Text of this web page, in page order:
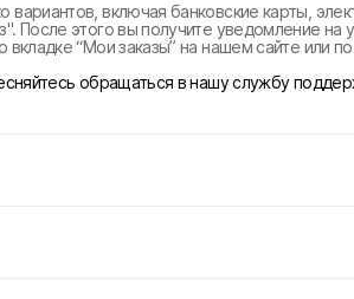
включая банковские карты,
этого вы получите уведомление на
“Мои заказы” на нашем сайте или
обращаться в нашу службу